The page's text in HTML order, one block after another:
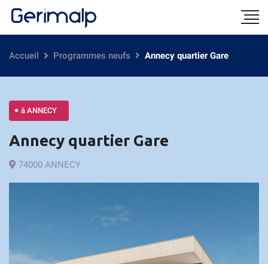
Accueil Programmes neufs Annecy quartier Gare
à ANNECY
Annecy quartier Gare
74000 ANNECY